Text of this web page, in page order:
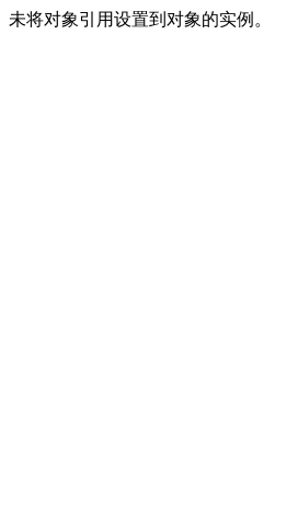
未将对象引用设置到对象的实例。